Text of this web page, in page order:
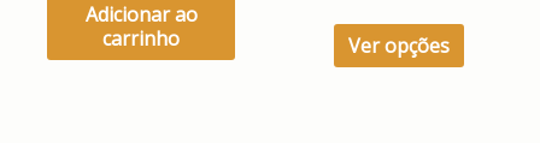
Adicionar ao
carrinho
Ver opções